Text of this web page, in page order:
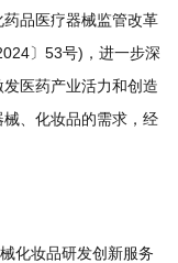
品医疗器械监管改革
〕53号)，进一步深
医药产业活力和创造
、化妆品的需求，经
化妆品研发创新服务